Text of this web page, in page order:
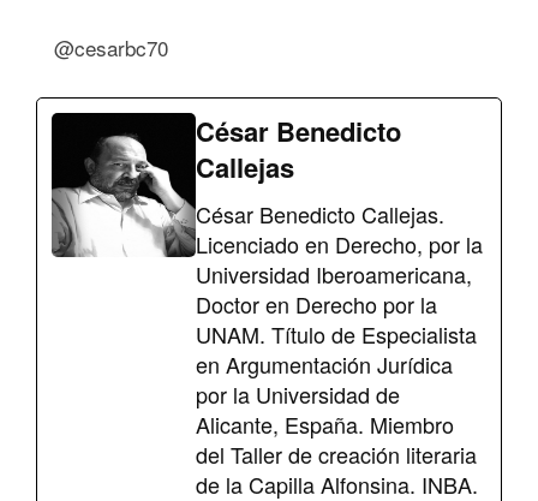
@cesarbc70
César Benedicto
Callejas
César Benedicto Callejas.
Licenciado en Derecho, por la
Universidad Iberoamericana,
Doctor en Derecho por la
UNAM. Título de Especialista
en Argumentación Jurídica
por la Universidad de
Alicante, España. Miembro
del Taller de creación literaria
de la Capilla Alfonsina. INBA.